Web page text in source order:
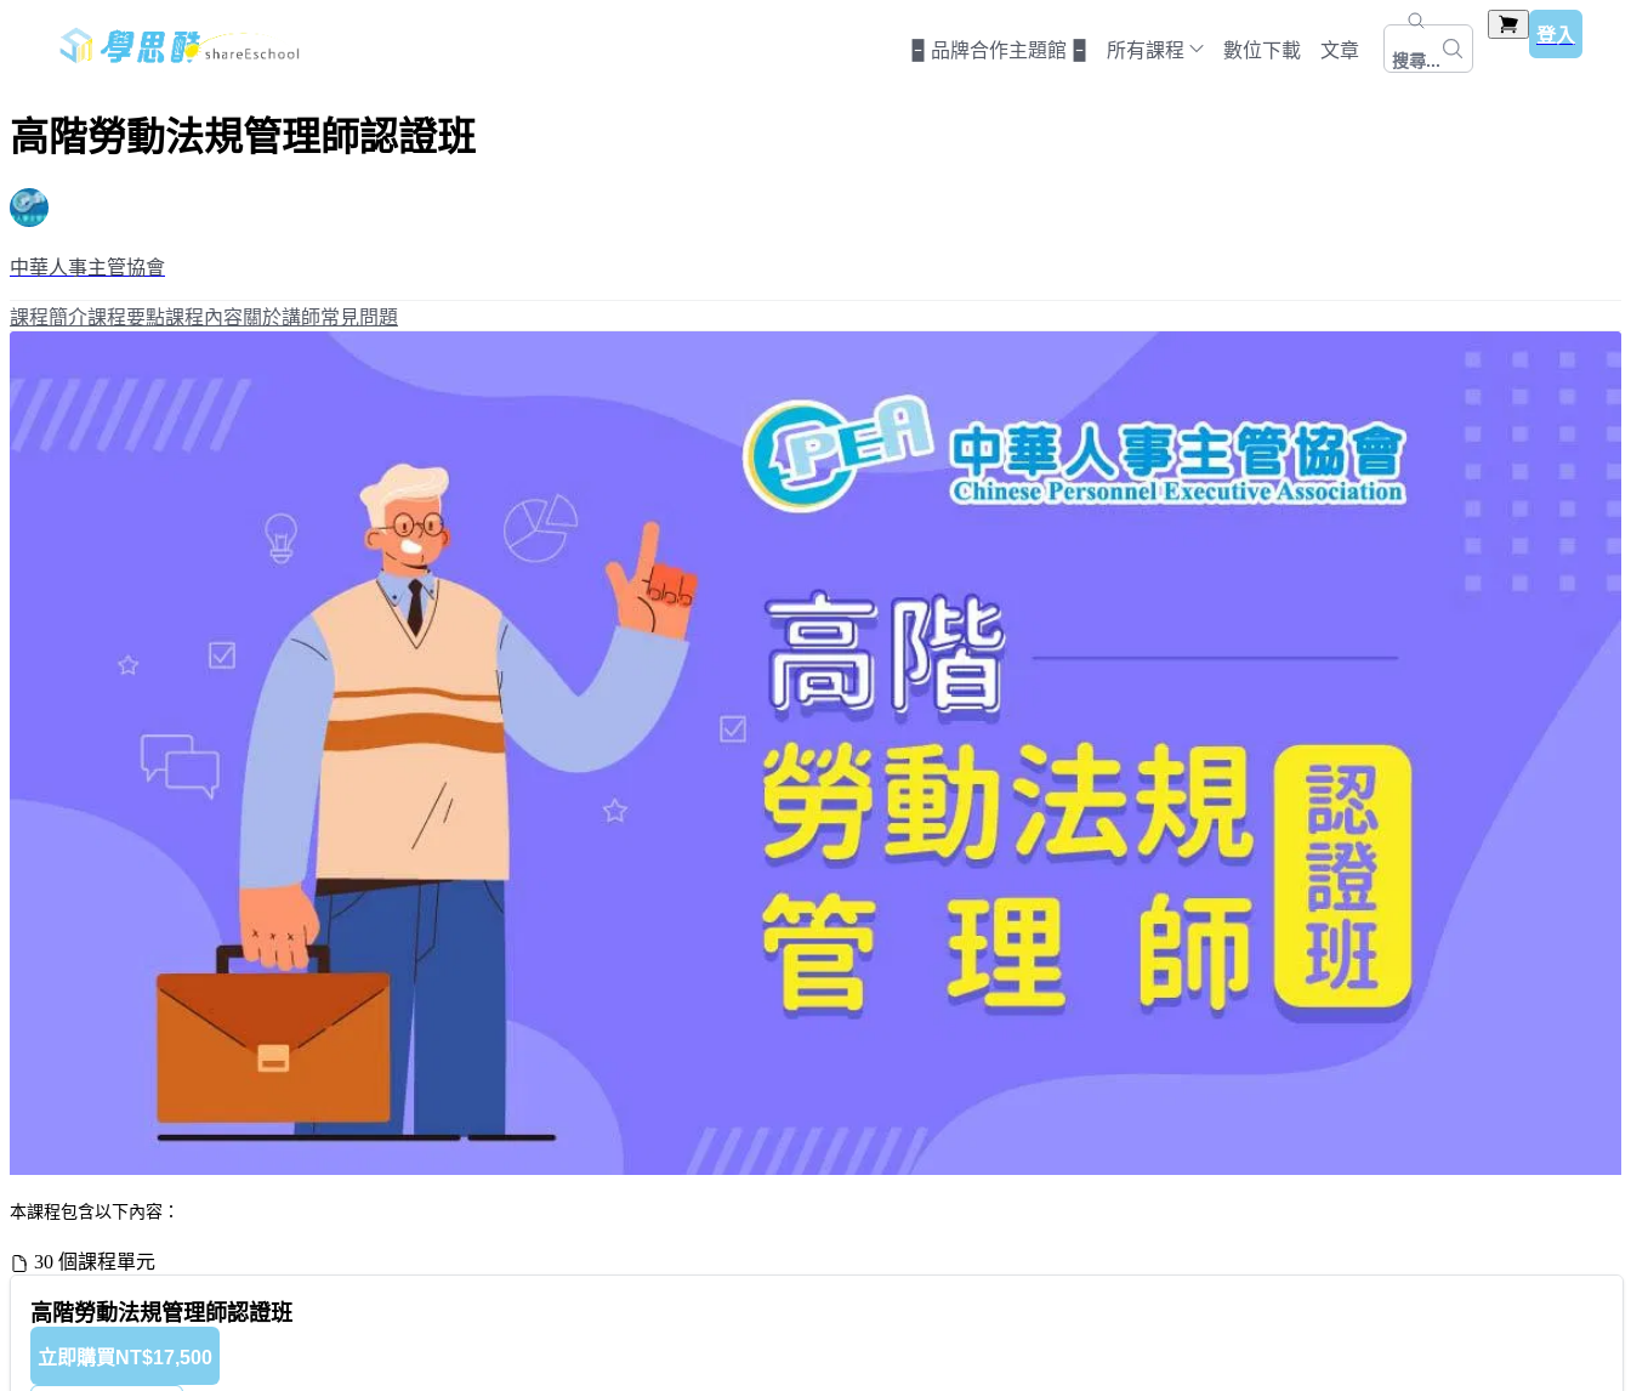
🁢 品牌合作主題館 🁢 所有課程 數位下載 文章 搜尋...
登入
高階勞動法規管理師認證班
中華人事主管協會
課程簡介課程要點課程內容關於講師常見問題
本課程包含以下內容：
30 個課程單元
高階勞動法規管理師認證班
立即購買 NT$17,500